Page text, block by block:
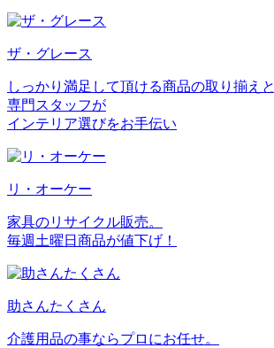
ザ・グレース
しっかり満足して頂ける商品の取り揃えと
専門スタッフが
インテリア選びをお手伝い
リ・オーケー
家具のリサイクル販売。
毎週土曜日商品が値下げ！
助さんたくさん
介護用品の事ならプロにお任せ。